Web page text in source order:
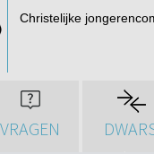
Christelijke
VRAGEN